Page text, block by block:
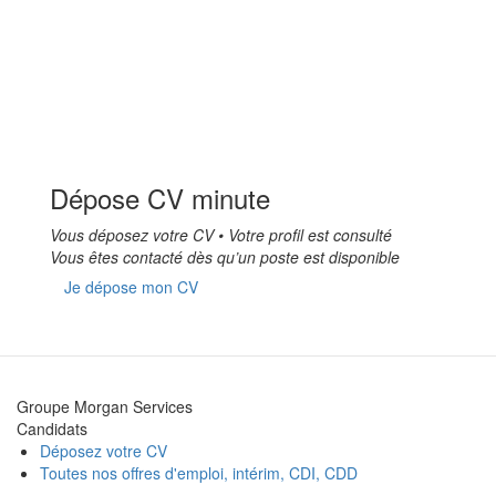
Dépose CV minute
Vous déposez votre CV • Votre profil est consulté
Vous êtes contacté dès qu’un poste est disponible
Je dépose mon CV
Groupe Morgan Services
Candidats
Déposez votre CV
Toutes nos offres d'emploi, intérim, CDI, CDD